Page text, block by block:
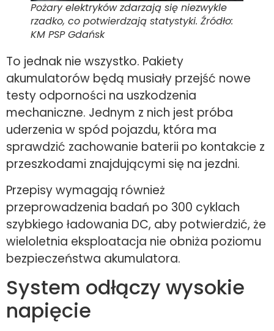
Pożary elektryków zdarzają się niezwykle
rzadko, co potwierdzają statystyki. Źródło:
KM PSP Gdańsk
To jednak nie wszystko. Pakiety
akumulatorów będą musiały przejść nowe
testy odporności na uszkodzenia
mechaniczne. Jednym z nich jest próba
uderzenia w spód pojazdu, która ma
sprawdzić zachowanie baterii po kontakcie z
przeszkodami znajdującymi się na jezdni.
Przepisy wymagają również
przeprowadzenia badań po 300 cyklach
szybkiego ładowania DC, aby potwierdzić, że
wieloletnia eksploatacja nie obniża poziomu
bezpieczeństwa akumulatora.
System odłączy wysokie
napięcie